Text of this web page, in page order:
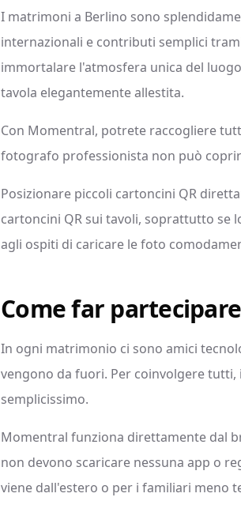
I matrimoni a Berlino sono
internazionali e contributi semplici
immortalare l'atmosfera unica del
tavola elegantemente allestita.
Con Momentral, potrete raccogliere
fotografo professionista non può
Posizionare piccoli cartoncini QR
cartoncini QR sui tavoli, soprattutto se
agli ospiti di caricare le foto
Come far
In ogni matrimonio ci sono amici
vengono da fuori. Per coinvolgere
semplicissimo.
Momentral funziona direttamente dal
non devono scaricare nessuna app o
viene dall'estero o per i familiari meno